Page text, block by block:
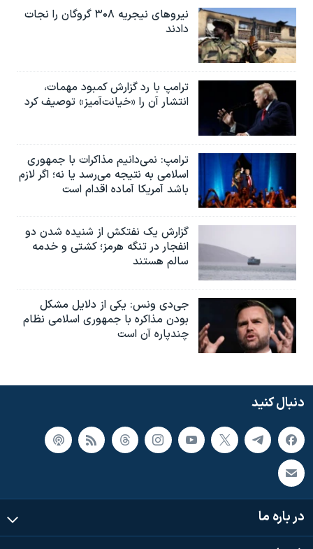
نیروهای نیجریه‌ ۳۰۸ گروگان را نجات
دادند
ترامپ با رد گزارش کمبود مهمات،
انتشار آن را «خیانت‌آمیز» توصیف کرد
ترامپ: نمی‌دانیم مذاکرات با جمهوری
اسلامی به نتیجه می‌رسد یا نه؛ اگر لازم
باشد آمریکا آماده اقدام است
گزارش یک نفتکش از شنیده شدن دو
انفجار در تنگه هرمز؛ کشتی و خدمه
سالم هستند
جی‌دی ونس: یکی از دلایل مشکل
بودن مذاکره با جمهوری اسلامی نظام
چندپاره آن است
دنبال کنید
در باره ما